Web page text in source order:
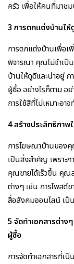
ครัว เพื่อให้คนที่มา
3 การตกแต่งบ้านให้
การตกแต่งบ้านเพื่อ
พิจารณา คุณไม่จำเป็
บ้านให้ดูดีและน่าอยู่
ผู้ซื้อ อย่างไรก็ตาม อ
การใช้สีที่ไม่เหมาะอ
4 สร้างประสิทธิภาพ
การโฆษณาบ้านของ
เป็นสิ่งสำคัญ เพราะ
คุณขายได้เร็วขึ้น คุณ
ต่างๆ เช่น การโพสต์
สื่อสังคมออนไลน์ เป็
5 จัดทำเอกสารต่าง
ผู้ซื้อ
การจัดทำเอกสารที่เ